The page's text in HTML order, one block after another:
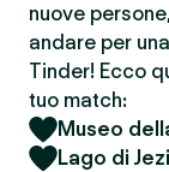
nuove
andare per
Tinder! Ecco
tuo match:
Museo
Lago di